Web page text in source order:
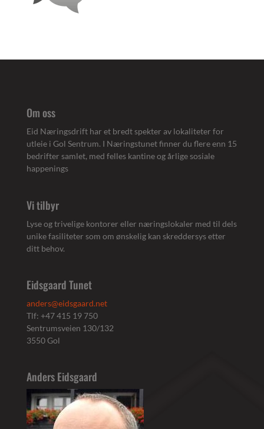
Om oss
Eid Næringsdrift har et bredt spekter av lokaliteter for
utleie i Gol Sentrum. I Næringstunet finner du flere enn 15
bedrifter samlet, med felles kantine og årlige sosiale
happenings
Vi tilbyr
Lyse og trivelige kontorer eller næringslokaler med til dels
unike fasiliteter som om ønskelig kan skreddersys etter
ditt behov.
Eidsgaard Tunet
anders@eidsgaard.net
Tlf: +47 415 19 750
Sentrumsveien 130/132
3550 Gol
Anders Eidsgaard